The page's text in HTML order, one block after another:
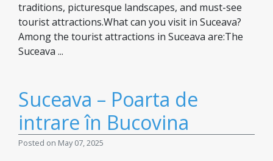
traditions, picturesque landscapes, and must-see
tourist attractions.What can you visit in Suceava?
Among the tourist attractions in Suceava are:The
Suceava ...
Suceava – Poarta de
intrare în Bucovina
Posted on May 07, 2025